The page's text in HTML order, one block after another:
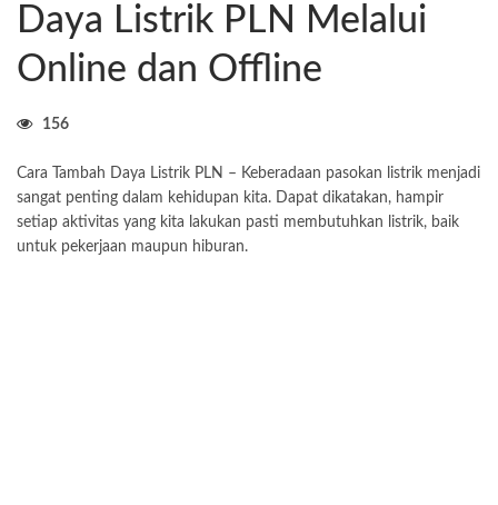
Daya Listrik PLN Melalui
Online dan Offline
156
Cara Tambah Daya Listrik PLN – Keberadaan pasokan listrik menjadi
sangat penting dalam kehidupan kita. Dapat dikatakan, hampir
setiap aktivitas yang kita lakukan pasti membutuhkan listrik, baik
untuk pekerjaan maupun hiburan.